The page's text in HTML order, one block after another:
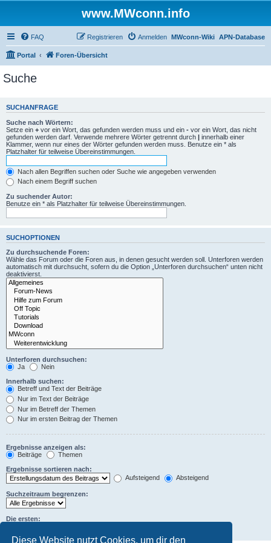
Diese Website nutzt Cookies, um dir den
www.MWconn.info
FAQ APN-Database
MWconn-Wiki
Anmelden
Registrieren
Portal Foren-Übersicht
Suche
SUCHANFRAGE
Suche nach Wörtern:
Setze ein + vor ein Wort, das gefunden werden muss und ein - vor ein Wort, das nicht
gefunden werden darf. Verwende mehrere Wörter getrennt durch | innerhalb einer
Klammer, wenn nur eines der Wörter gefunden werden muss. Benutze ein * als
Platzhalter für teilweise Übereinstimmungen.
Nach allen Begriffen suchen oder Suche wie angegeben verwenden
Nach einem Begriff suchen
Zu suchender Autor:
Benutze ein * als Platzhalter für teilweise Übereinstimmungen.
SUCHOPTIONEN
Zu durchsuchende Foren:
Wähle das Forum oder die Foren aus, in denen gesucht werden soll. Unterforen werden
automatisch mit durchsucht, sofern du die Option „Unterforen durchsuchen“ unten nicht
deaktivierst.
Unterforen durchsuchen:
Ja
Nein
Innerhalb suchen:
Betreff und Text der Beiträge
Nur im Text der Beiträge
Nur im Betreff der Themen
Nur im ersten Beitrag der Themen
Ergebnisse anzeigen als:
Beiträge
Themen
Ergebnisse sortieren nach:
Aufsteigend
Absteigend
Suchzeitraum begrenzen:
Die ersten: